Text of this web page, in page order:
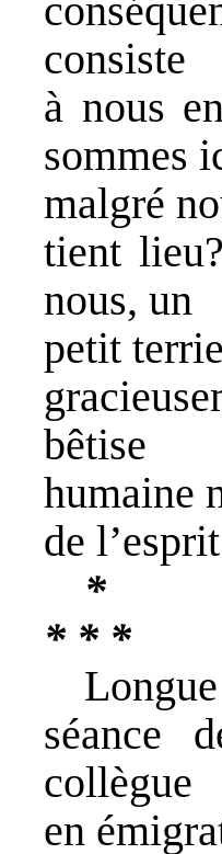
consiste
à nous
sommes
malgré
tient
nous, un
petit
bêtise
humaine
de
*
* * *
Longue
séance
collègue
en